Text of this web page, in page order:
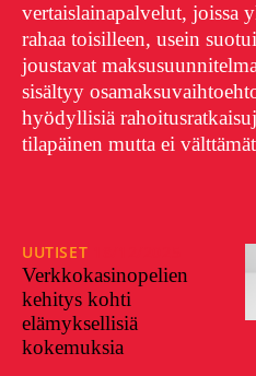
vertaislainapalvelut, joissa
rahaa toisilleen, usein
joustavat
sisältyy
hyödyllisiä
tilapäinen mutta ei
UUTISET
Verkkokasinopelien
kehitys kohti
elämyksellisiä
kokemuksia